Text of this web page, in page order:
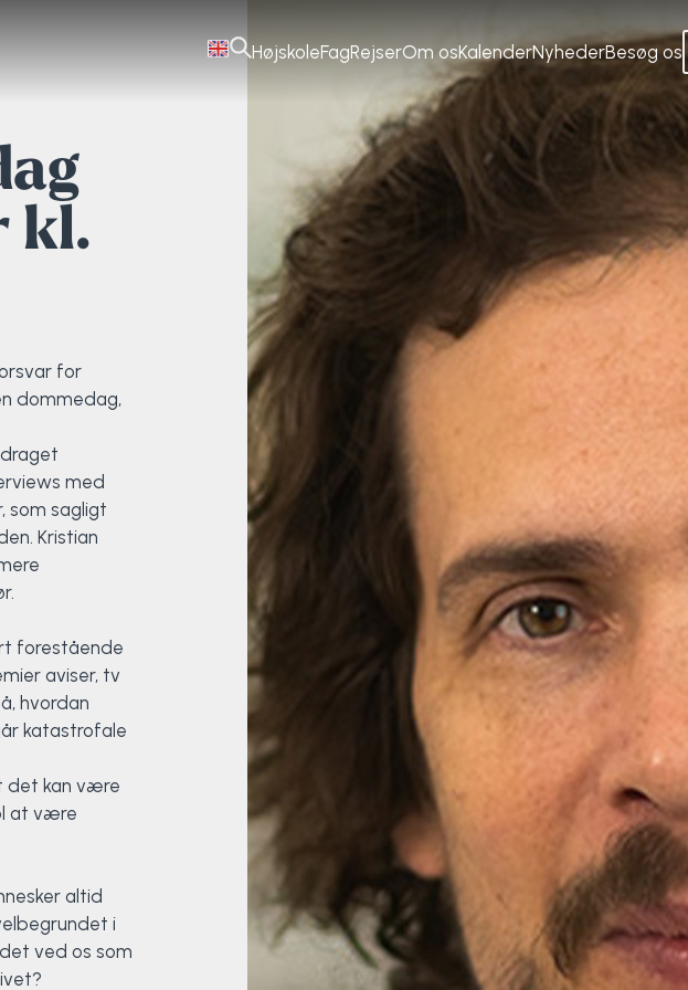
HøjskoleFagRejserOm osKalenderNyhederBesøg os
kl.
for
dommedag,
med
som sagligt
Kristian
forestående
aviser, tv
hvordan
katastrofale
det kan være
at være
altid
i
ved os som